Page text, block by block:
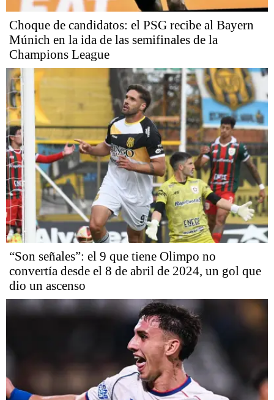
Choque de candidatos: el PSG recibe al Bayern
Múnich en la ida de las semifinales de la
Champions League
“Son señales”: el 9 que tiene Olimpo no
convertía desde el 8 de abril de 2024, un gol que
dio un ascenso